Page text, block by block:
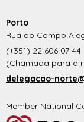
Porto
Rua do Campo
(+351) 22 606 07 44
(Chamada para a
delegacao-
Member National